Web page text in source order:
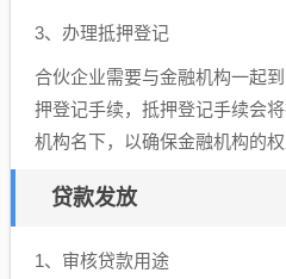
3、办理抵押登记
合伙企业需要与金融机构一起
押登记手续，抵押登记手续会
机构名下，以确保金融机构的权
贷款发放
1、审核贷款用途